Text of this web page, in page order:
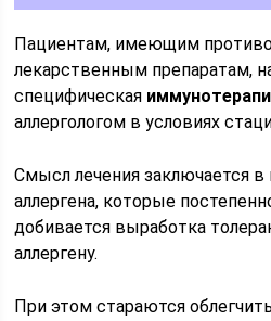
Пациентам, имеющим
лекарственным препаратам,
специфическая
аллергологом в условиях
Смысл лечения заключается
аллергена, которые
добивается выработка
аллергену.
При этом стараются